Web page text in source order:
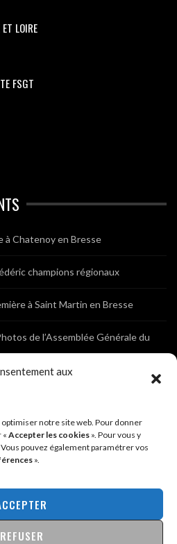
aux
optimiser notre site web. Pour donner
« Accepter les cookies ». Pour vous y
Vous pouvez également paramétrer vos
».
REFUSER
LOIRE
FSGT
à Chatenoy en Bresse
champions régionaux
à Saint Martin en Bresse
de l’Assemblée Générale du
Générale du Club
Brochon (21)
Brochon (21)